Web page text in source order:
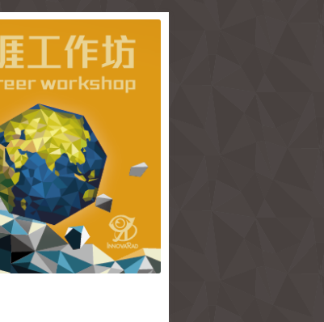
議，刻畫出「不枉此生」的專業經歷！